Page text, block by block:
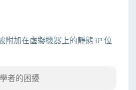
附加在虛擬機器上的靜態 IP 位
者的困擾